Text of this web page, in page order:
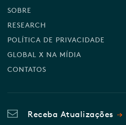
SOBRE
RESEARCH
POLÍTICA DE PRIVACIDADE
GLOBAL X NA MÍDIA
CONTATOS
Receba Atualizações